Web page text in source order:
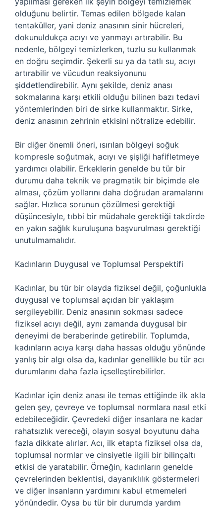
olduğunu belirtir. Temas edilen bölgede kalan
tentaküller, yani deniz anasının sinir hücreleri,
dokunuldukça acıyı ve yanmayı artırabilir. Bu
nedenle, bölgeyi temizlerken, tuzlu su kullanmak
en doğru seçimdir. Şekerli su ya da tatlı su, acıyı
artırabilir ve vücudun reaksiyonunu
şiddetlendirebilir. Aynı şekilde, deniz anası
sokmalarına karşı etkili olduğu bilinen bazı tedavi
yöntemlerinden biri de sirke kullanmaktır. Sirke,
deniz anasının zehrinin etkisini nötralize edebilir.
Bir diğer önemli öneri, ısırılan bölgeyi soğuk
kompresle soğutmak, acıyı ve şişliği hafifletmeye
yardımcı olabilir. Erkeklerin genelde bu tür bir
durumu daha teknik ve pragmatik bir biçimde ele
alması, çözüm yollarını daha doğrudan aramalarını
sağlar. Hızlıca sorunun çözülmesi gerektiği
düşüncesiyle, tıbbi bir müdahale gerektiği takdirde
en yakın sağlık kuruluşuna başvurulması gerektiği
unutulmamalıdır.
Kadınların Duygusal ve Toplumsal Perspektifi
Kadınlar, bu tür bir olayda fiziksel değil, çoğunlukla
duygusal ve toplumsal açıdan bir yaklaşım
sergileyebilir. Deniz anasının sokması sadece
fiziksel acıyı değil, aynı zamanda duygusal bir
deneyimi de beraberinde getirebilir. Toplumda,
kadınların acıya karşı daha hassas olduğu yönünde
yanlış bir algı olsa da, kadınlar genellikle bu tür acı
durumlarını daha fazla içselleştirebilirler.
Kadınlar için deniz anası ile temas ettiğinde ilk akla
gelen şey, çevreye ve toplumsal normlara nasıl etki
edebileceğidir. Çevredeki diğer insanlara ne kadar
rahatsızlık vereceği, olayın sosyal boyutunu daha
fazla dikkate alırlar. Acı, ilk etapta fiziksel olsa da,
toplumsal normlar ve cinsiyetle ilgili bir bilinçaltı
etkisi de yaratabilir. Örneğin, kadınların genelde
çevrelerinden beklentisi, dayanıklılık göstermeleri
ve diğer insanların yardımını kabul etmemeleri
yönündedir. Oysa bu tür bir durumda yardım